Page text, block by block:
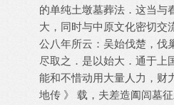
的单纯土墩墓葬法．这当与
大，同时与中原文化密切交
公八年所云：吴始伐楚，伐
尽取之．是以始大．通于上
能和不惜动用大量人力，财
地传 》 载，夫差造阖闾墓